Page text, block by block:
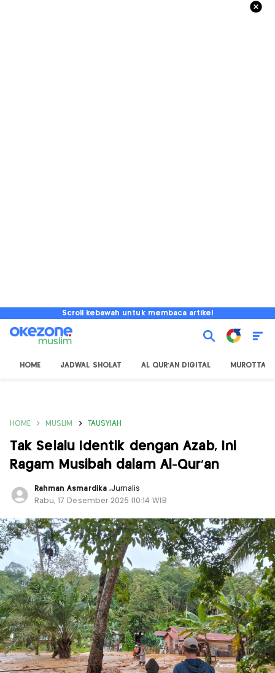
Scroll kebawah untuk membaca artikel
HOME JADWAL SHOLAT AL QUR'AN DIGITAL MUROTTAL
HOME MUSLIM TAUSYIAH
Tak Selalu Identik dengan Azab, Ini
Ragam Musibah dalam Al-Qur'an
Rahman Asmardika ,Jurnalis
Rabu, 17 Desember 2025 |10:14 WIB